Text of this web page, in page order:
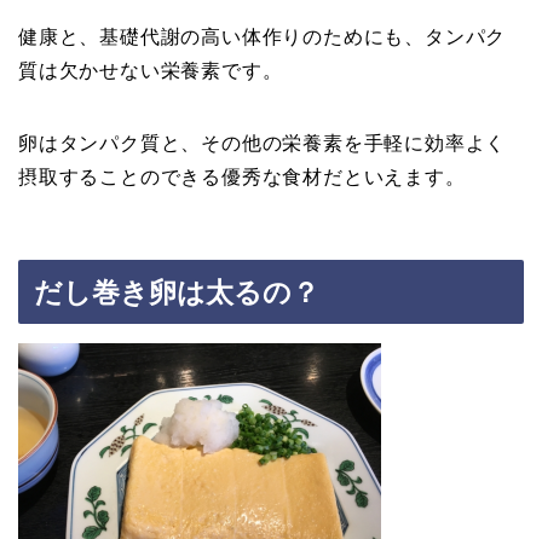
健康と、基礎代謝の高い体作りのためにも、タンパク
質は欠かせない栄養素です。
卵はタンパク質と、その他の栄養素を手軽に効率よく
摂取することのできる優秀な食材だといえます。
だし巻き卵は太るの？